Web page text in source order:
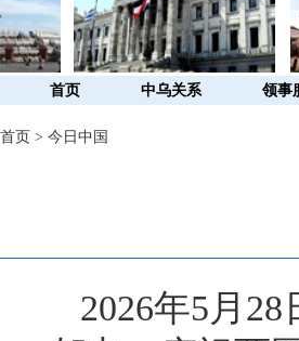
首页 中乌关系 领事
首页 > 今日中国
2026年5月